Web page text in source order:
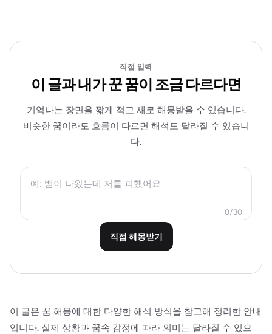
직접 입력
이 글과 내가 꾼 꿈이 조금 다르다면
기억나는 장면을 짧게 적고 새로 해몽받을 수 있습니다.
비슷한 꿈이라도 흐름이 다르면 해석도 달라질 수 있습니
다.
0/30
직접 해몽받기
이 글은 꿈 해몽에 대한 다양한 해석 방식을 참고해 정리한 안내
입니다. 실제 상황과 꿈속 감정에 따라 의미는 달라질 수 있으